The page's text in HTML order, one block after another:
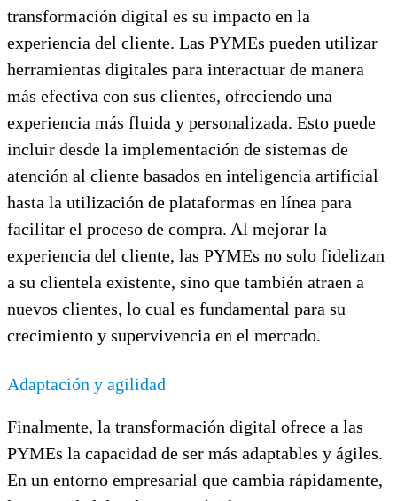
transformación digital es su impacto en la
experiencia del cliente. Las PYMEs pueden utilizar
herramientas digitales para interactuar de manera
más efectiva con sus clientes, ofreciendo una
experiencia más fluida y personalizada. Esto puede
incluir desde la implementación de sistemas de
atención al cliente basados en inteligencia artificial
hasta la utilización de plataformas en línea para
facilitar el proceso de compra. Al mejorar la
experiencia del cliente, las PYMEs no solo fidelizan
a su clientela existente, sino que también atraen a
nuevos clientes, lo cual es fundamental para su
crecimiento y supervivencia en el mercado.
Adaptación y agilidad
Finalmente, la transformación digital ofrece a las
PYMEs la capacidad de ser más adaptables y ágiles.
En un entorno empresarial que cambia rápidamente,